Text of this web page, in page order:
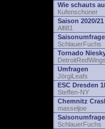
Wie schauts
Kufenschoner
Saison 2020/
Alfi81
Saisonumfrage
SchlauerFuchs
Tornado
Umfragen
JörgiLeafs
ESC Dresden
Steffen-NY
Chemnitz
masseljoe
Saisonumfrage
SchlauerFuchs